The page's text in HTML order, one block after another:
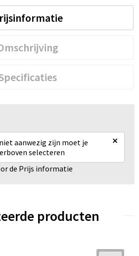
aanwezig zijn moet je
selecteren
×
de Prijs informatie
producten